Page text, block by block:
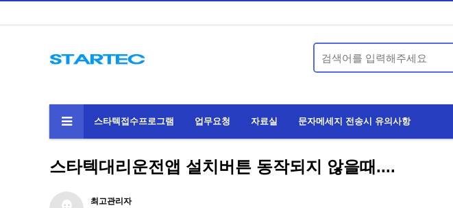
스타텍접수프로그램 업무요청 자료실 문자메세지 전송시 유의사항
스타텍대리운전앱 설치버튼 동작되지 않을때....
최고관리자